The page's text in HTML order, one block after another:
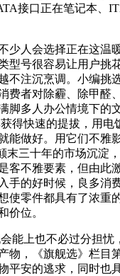
接口正在笔记本、
人会选择正在这温
型号很容易让用户挑
不注沉烹调。小编挑
费者对除霾、除甲醛
脚多人办公情境下的
得快速的提拔，用电
能做好。用它们不雅
末三十年的市场沉淀
客不雅要素，但由此
手的好时候，良多消
使零件都具有了浓重
价位。
上也不必过分担忧
物，《旗舰选》栏目
平安的逃求，同时也